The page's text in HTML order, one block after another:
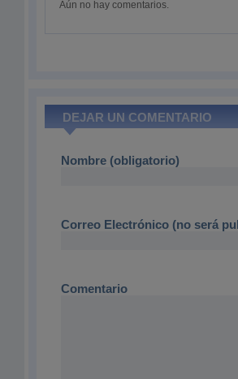
Aún no hay comentarios.
DEJAR UN COMENTARIO
Nombre (obligatorio)
Correo Electrónico (no será
Comentario